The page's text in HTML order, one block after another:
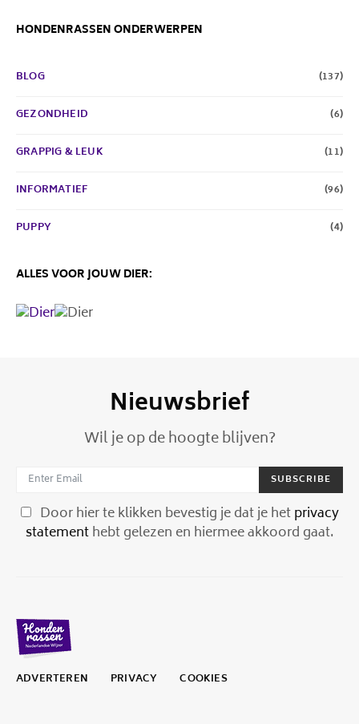
HONDENRASSEN ONDERWERPEN
BLOG (137)
GEZONDHEID (6)
GRAPPIG & LEUK (11)
INFORMATIEF (96)
PUPPY (4)
ALLES VOOR JOUW DIER:
Nieuwsbrief
Wil je op de hoogte blijven?
SUBSCRIBE
Door hier te klikken bevestig je dat je hetprivacy
statementhebt gelezen en hiermee akkoord gaat.
ADVERTEREN PRIVACY COOKIES